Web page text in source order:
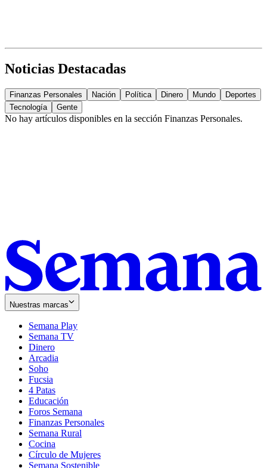
Noticias Destacadas
Finanzas Personales Nación Política Dinero Mundo
Deportes
Tecnología
Gente
No hay artículos disponibles en la sección Finanzas Personales.
Nuestras marcas
Semana Play
Semana TV
Dinero
Arcadia
Soho
in
new
window
Fucsia
in
new
window
4 Patas
Educación
Foros Semana
Finanzas Personales
Semana Rural
Cocina
Círculo de Mujeres
Semana Sostenible